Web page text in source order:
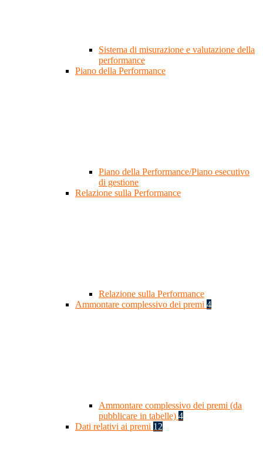
Sistema di misurazione e valutazione della
performance
Piano della Performance
Piano della Performance/Piano esecutivo
di gestione
Relazione sulla Performance
Relazione sulla Performance
Ammontare complessivo dei premi 4
Ammontare complessivo dei premi (da
pubblicare in tabelle) 4
Dati relativi ai premi 12